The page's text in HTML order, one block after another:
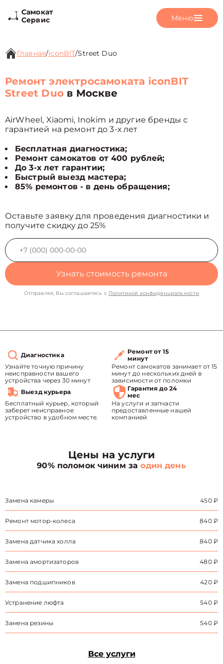
Самокат
Сервис
Меню
Главная/iconBIT/Street Duo
Ремонт электросамоката iconBIT
Street Duo в Москве
AirWheel, Xiaomi, Inokim и другие бренды с
гарантией на ремонт до 3-х лет
Бесплатная диагностика;
Ремонт самокатов от 400 рублей;
До 3-х лет гарантии;
Быстрый выезд мастера;
85% ремонтов - в день обращения;
Оставьте заявку для проведения диагностики и
получите скидку до 25%
Узнать стоимость ремонта
Отправляя, Вы соглашаетесь с Политикой конфиденциальности
Диагностика
Узнайте точную причину
неисправности вашего
устройства через 30 минут
Ремонт от 15
минут
Ремонт самокатов занимает от 15
минут до нескольких дней в
зависимости от поломки
Выезд курьера
Бесплатный курьер, который
заберет неисправное
устройство в удобном месте.
Гарантия до 24
мес
На услуги и запчасти
предоставленные нашей
компанией
Цены на услуги
90% поломок чиним заодин день
Замена камеры 450 ₽
Ремонт мотор-колеса 840 ₽
Замена датчика холла 840 ₽
Замена амортизаторов 480 ₽
Замена подшипников 420 ₽
Устранение люфта 540 ₽
Замена резины 540 ₽
Все услуги